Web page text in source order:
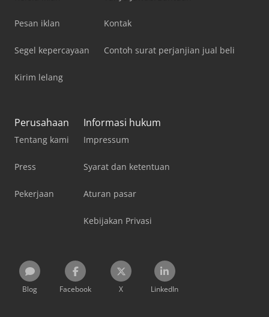
Pesan iklan
Segel kepercayaan
Kirim lelang
Kontak
Contoh surat perjanjian jual beli
Perusahaan
Tentang kami
Press
Pekerjaan
Informasi hukum
Impressum
Syarat dan ketentuan
Aturan pasar
Kebijakan Privasi
Blog Facebook X LinkedIn